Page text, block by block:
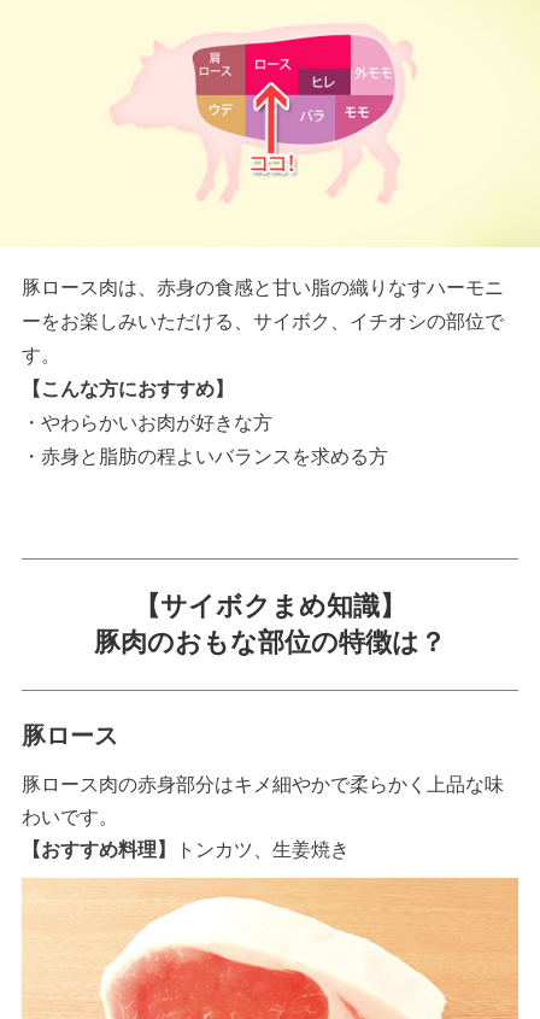
豚ロース肉は、赤身の食感と甘い脂の織りなすハーモニ
ーをお楽しみいただける、サイボク、イチオシの部位で
す。
【こんな方におすすめ】
・やわらかいお肉が好きな方
・赤身と脂肪の程よいバランスを求める方
【サイボクまめ知識】
豚肉のおもな部位の特徴は？
豚ロース
豚ロース肉の赤身部分はキメ細やかで柔らかく上品な味
わいです。
【おすすめ料理】
トンカツ、生姜焼き